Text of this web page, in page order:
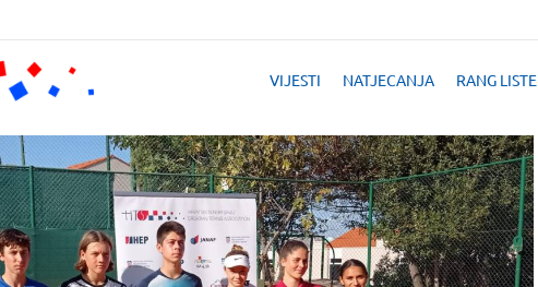
VIJESTI NATJECANJA RANG LISTE